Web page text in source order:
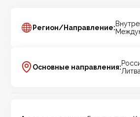
Регион/Направление:
Основные направления: